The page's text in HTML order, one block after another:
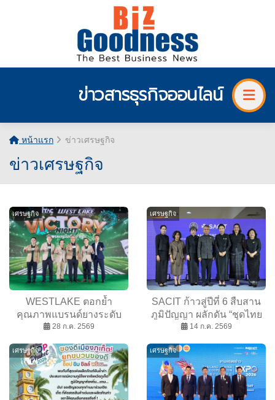
ข่าวสารธุรกิจออนไลน์
หน้าแรก ข่าวเศรษฐกิจ
ข่าวเศรษฐกิจ
เศรษฐกิจ
WESTLAKE ตอกย้ำ
คุณภาพแบรนด์ยางระดับ
โลกเปิด MammothX และ
LEGEND ครบทุกการใช้
งาน
28 ก.ค. 2569
เศรษฐกิจ
SACIT ก้าวสู่ปีที่ 6 สืบสาน
ภูมิปัญญา ผลักดัน “ชุดไทย
พระราชนิยมและหัตถกรรม”
14 ก.ค. 2569
เศรษฐกิจ เศรษฐกิจ